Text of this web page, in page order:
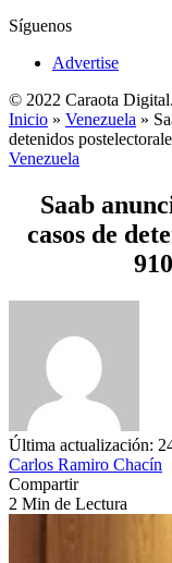
Síguenos
Advertise
© 2022 Caraota
Inicio » Venezuela »
detenidos
Venezuela
Saab
casos de
Última actualización:
Carlos Ramiro Chacín
Compartir
2 Min de Lectura